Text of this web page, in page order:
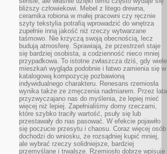
bliższy człowiekowi. Mebel z litego drewna,
ceramika robiona w małej pracowni czy ręcznie
szyty tekstylia potrafią wprowadzić do wnętrza
zupełnie inną jakość niż rzeczy wytwarzane
taśmowo. Nie krzyczą swoją obecnością, lecz
budują atmosferę. Sprawiają, że przestrzeń staje
się bardziej osobista, a codzienność nieco mniej
przypadkowa. To istotne zwłaszcza dziś, gdy wiele
mieszkań wygląda podobnie i łatwo zamienia się w
katalogową kompozycję pozbawioną
indywidualnego charakteru. Renesans rzemiosła
wynika także ze zmęczenia nadmiarem. Przez lata
przyzwyczajano nas do myślenia, że lepiej mieć
więcej niż lepiej. Zapełnialiśmy domy rzeczami,
które szybko traciły wartość, psuły się lub
przestawały do nas pasować. W efekcie pojawiło
się poczucie przesytu i chaosu. Coraz więcej osób
dochodzi do wniosku, że rozsądniej kupić mniej,
ale wybrać rzeczy solidniejsze, bardziej
przemyślane i trwalsze. Rzemiosło dobrze wpisuje